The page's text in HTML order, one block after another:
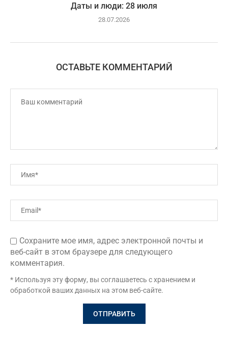
Даты и люди: 28 июля
28.07.2026
ОСТАВЬТЕ КОММЕНТАРИЙ
Сохраните мое имя, адрес электронной почты и
веб-сайт в этом браузере для следующего
комментария.
* Используя эту форму, вы соглашаетесь с хранением и
обработкой ваших данных на этом веб-сайте.